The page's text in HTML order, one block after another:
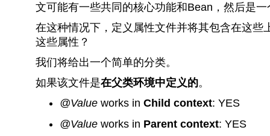
文可能有一些共同的核心功能和Bean，然后是
在这种情况下，定义属性文件并将其包含在这
这些属性？
我们将给出一个简单的分类。
如果该文件是在父类环境中定义的。
@Value works in Child context: YES
@Valueworks in Parent context: YES